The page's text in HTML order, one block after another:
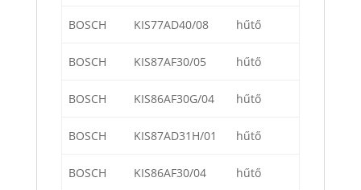
BOSCH KIS77AD40/08 hűtő
BOSCH KIS87AF30/05 hűtő
BOSCH KIS86AF30G/04 hűtő
BOSCH KIS87AD31H/01 hűtő
BOSCH KIS86AF30/04 hűtő